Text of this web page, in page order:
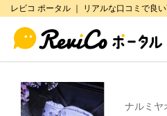
レビコ ポータル ｜ リアルな口コミで良
ナルミヤ